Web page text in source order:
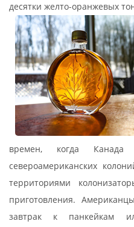
десятки желто-оранжевых
времен, когда
североамериканских
территориями
приготовления.
завтрак к панкейкам